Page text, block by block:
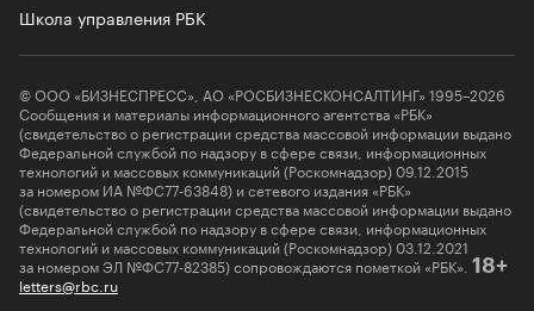
Школа управления РБК
© ООО «БИЗНЕСПРЕСС», АО «РОСБИЗНЕСКОНСАЛТИНГ» 1995–2026
Сообщения и материалы информационного агентства «РБК»
(свидетельство о регистрации средства массовой информации выдано
Федеральной службой по надзору в сфере связи, информационных
технологий и массовых коммуникаций (Роскомнадзор) 09.12.2015
за номером ИА №ФС77-63848) и сетевого издания «РБК»
(свидетельство о регистрации средства массовой информации выдано
Федеральной службой по надзору в сфере связи, информационных
технологий и массовых коммуникаций (Роскомнадзор) 03.12.2021
за номером ЭЛ №ФС77-82385) сопровождаются пометкой «РБК». 18+
letters@rbc.ru